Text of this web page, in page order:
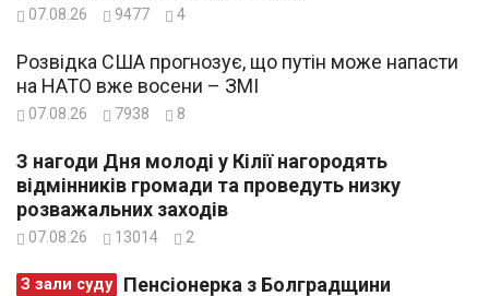
07.08.26 9477 4
Розвідка США прогнозує, що путін може напасти
на НАТО вже восени – ЗМІ
07.08.26 7938 8
З нагоди Дня молоді у Кілії нагородять
відмінників громади та проведуть низку
розважальних заходів
07.08.26 13014 2
З зали суду